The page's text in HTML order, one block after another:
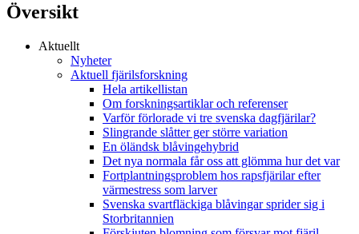
Översikt
Aktuellt
Nyheter
Aktuell fjärilsforskning
Hela artikellistan
Om forskningsartiklar och referenser
Varför förlorade vi tre svenska dagfjärilar?
Slingrande slåtter ger större variation
En öländsk blåvingehybrid
Det nya normala får oss att glömma hur det var
Fortplantningsproblem hos rapsfjärilar efter
värmestress som larver
Svenska svartfläckiga blåvingar sprider sig i
Storbritannien